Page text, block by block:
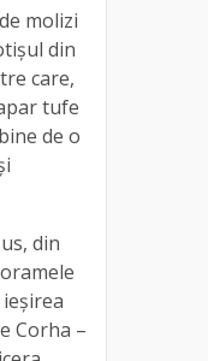
molizi
din
care,
tufe
de o
din
Corha –